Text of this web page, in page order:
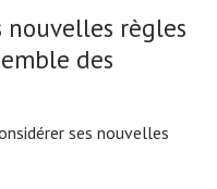
règles
des
ses nouvelles